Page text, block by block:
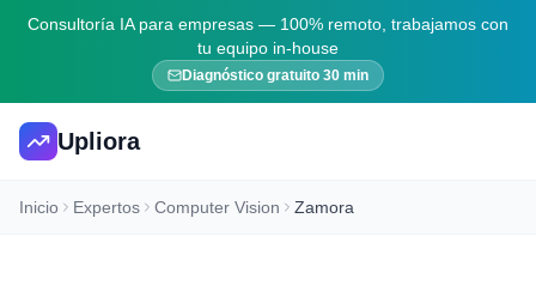
Consultoría IA para empresas — 100% remoto, trabajamos con
tu equipo in-house
Diagnóstico gratuito 30 min
Upliora
Inicio Expertos Computer Vision Zamora